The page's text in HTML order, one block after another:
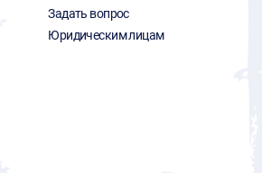
Задать вопрос
Юридическим лицам